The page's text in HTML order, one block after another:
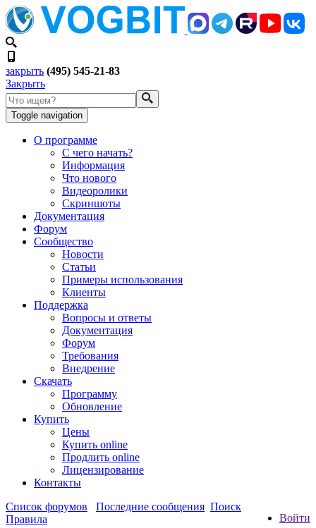
закрыть (495) 545-21-83
Закрыть
Toggle navigation
О программе
С чего начать?
Информация
Что нового
Видеоролики
Скриншоты
Документация
Форум
Сообщество
Новости
Статьи
Примеры использования
Клиенты
Поддержка
Вопросы и ответы
Документация
Форум
Требования
Внедрение
Скачать
Программу
Обновление
Купить
Цены
Купить online
Продлить online
Лицензирование
Контакты
Войти
Список форумов Последние сообщения Поиск
Правила